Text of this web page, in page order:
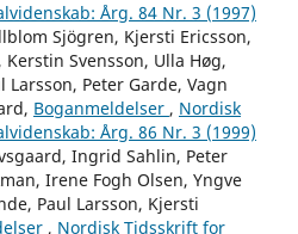
Årg. 84 Nr. 3 (1997)
Sjögren, Kjersti Ericsson,
Svensson, Ulla Høg,
Larsson, Peter Garde, Vagn
Boganmeldelser , Nordisk
Årg. 86 Nr. 3 (1999)
Ingrid Sahlin, Peter
Irene Fogh Olsen, Yngve
Paul Larsson, Kjersti
, Nordisk Tidsskrift for